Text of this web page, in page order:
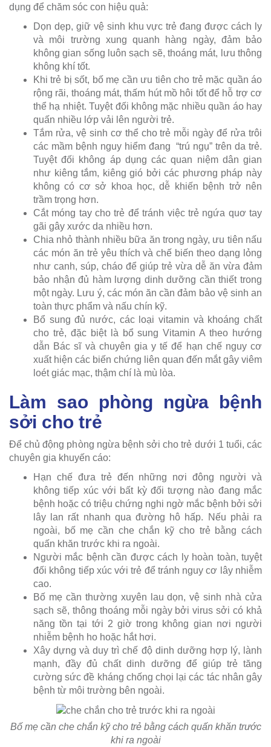
dụng để chăm sóc con hiệu quả:
Dọn dẹp, giữ vệ sinh khu vực trẻ đang được cách ly
và môi trường xung quanh hàng ngày, đảm bảo
không gian sống luôn sạch sẽ, thoáng mát, lưu thông
không khí tốt.
Khi trẻ bị sốt, bố mẹ cần ưu tiên cho trẻ mặc quần áo
rộng rãi, thoáng mát, thấm hút mồ hôi tốt để hỗ trợ cơ
thể hạ nhiệt. Tuyệt đối không mặc nhiều quần áo hay
quấn nhiều lớp vải lên người trẻ.
Tắm rửa, vệ sinh cơ thể cho trẻ mỗi ngày để rửa trôi
các mầm bệnh nguy hiểm đang “trú ngụ” trên da trẻ.
Tuyệt đối không áp dụng các quan niệm dân gian
như kiêng tắm, kiêng gió bởi các phương pháp này
không có cơ sở khoa học, dễ khiến bệnh trở nên
trầm trọng hơn.
Cắt móng tay cho trẻ để tránh việc trẻ ngứa quơ tay
gãi gây xước da nhiều hơn.
Chia nhỏ thành nhiều bữa ăn trong ngày, ưu tiên nấu
các món ăn trẻ yêu thích và chế biến theo dạng lỏng
như canh, súp, cháo để giúp trẻ vừa dễ ăn vừa đảm
bảo nhận đủ hàm lượng dinh dưỡng cần thiết trong
một ngày. Lưu ý, các món ăn cần đảm bảo vệ sinh an
toàn thực phẩm và nấu chín kỹ.
Bổ sung đủ nước, các loại vitamin và khoáng chất
cho trẻ, đặc biệt là bổ sung Vitamin A theo hướng
dẫn Bác sĩ và chuyên gia y tế để hạn chế nguy cơ
xuất hiện các biến chứng liên quan đến mắt gây viêm
loét giác mạc, thậm chí là mù lòa.
Làm sao phòng ngừa bệnh
sởi cho trẻ
Để chủ động phòng ngừa bệnh sởi cho trẻ dưới 1 tuổi, các
chuyên gia khuyến cáo:
Hạn chế đưa trẻ đến những nơi đông người và
không tiếp xúc với bất kỳ đối tượng nào đang mắc
bệnh hoặc có triệu chứng nghi ngờ mắc bệnh bởi sởi
lây lan rất nhanh qua đường hô hấp. Nếu phải ra
ngoài, bố mẹ cần che chắn kỹ cho trẻ bằng cách
quấn khăn trước khi ra ngoài.
Người mắc bệnh cần được cách ly hoàn toàn, tuyệt
đối không tiếp xúc với trẻ để tránh nguy cơ lây nhiễm
cao.
Bố mẹ cần thường xuyên lau dọn, vệ sinh nhà cửa
sạch sẽ, thông thoáng mỗi ngày bởi virus sởi có khả
năng tồn tại tới 2 giờ trong không gian nơi người
nhiễm bệnh ho hoặc hắt hơi.
Xây dựng và duy trì chế độ dinh dưỡng hợp lý, lành
mạnh, đầy đủ chất dinh dưỡng để giúp trẻ tăng
cường sức đề kháng chống chọi lại các tác nhân gây
bệnh từ môi trường bên ngoài.
Bố mẹ cần che chắn kỹ cho trẻ bằng cách quấn khăn trước
khi ra ngoài